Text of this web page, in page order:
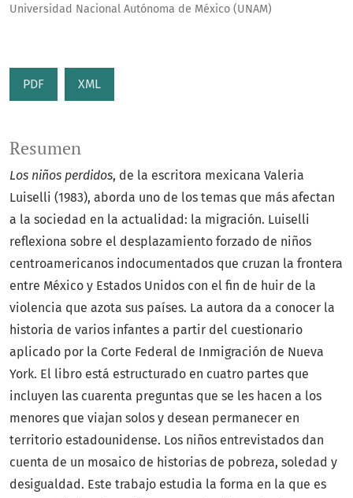
Universidad Nacional Autónoma de México (UNAM)
PDF XML
Resumen
Los niños perdidos, de la escritora mexicana Valeria
Luiselli (1983), aborda uno de los temas que más afectan
a la sociedad en la actualidad: la migración. Luiselli
reflexiona sobre el desplazamiento forzado de niños
centroamericanos indocumentados que cruzan la frontera
entre México y Estados Unidos con el fin de huir de la
violencia que azota sus países. La autora da a conocer la
historia de varios infantes a partir del cuestionario
aplicado por la Corte Federal de Inmigración de Nueva
York. El libro está estructurado en cuatro partes que
incluyen las cuarenta preguntas que se les hacen a los
menores que viajan solos y desean permanecer en
territorio estadounidense. Los niños entrevistados dan
cuenta de un mosaico de historias de pobreza, soledad y
desigualdad. Este trabajo estudia la forma en la que es